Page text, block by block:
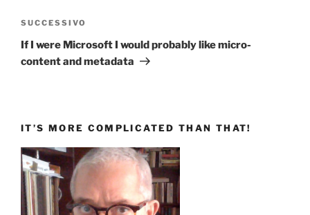
Articolo
successivo
SUCCESSIVO
If I were Microsoft I would probably like micro-
content and metadata
IT’S MORE COMPLICATED THAN THAT!